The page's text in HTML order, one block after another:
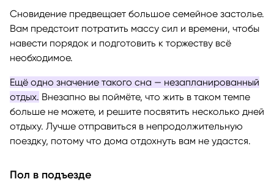
Сновидение предвещает большое семейное застолье.
Вам предстоит потратить массу сил и времени, чтобы
навести порядок и подготовить к торжеству всё
необходимое.
Ещё одно значение такого сна — незапланированный
отдых. Внезапно вы поймёте, что жить в таком темпе
больше не можете, и решите посвятить несколько дней
отдыху. Лучше отправиться в непродолжительную
поездку, потому что дома отдохнуть вам не удастся.
Пол в подъезде